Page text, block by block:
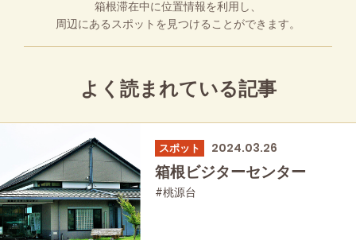
箱根滞在中に位置情報を利用し、
周辺にあるスポットを見つけることができます。
よく読まれている記事
スポット 2024.03.26
箱根ビジターセンター
#桃源台